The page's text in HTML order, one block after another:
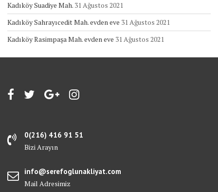
Kadıköy Suadiye Mah. 31 Ağustos 2021
Kadıköy Sahrayıcedit Mah. evden eve 31 Ağustos 2021
Kadıköy Rasimpaşa Mah. evden eve 31 Ağustos 2021
0(216) 416 91 51
Bizi Arayın
info@serefoglunakliyat.com
Mail Adresimiz